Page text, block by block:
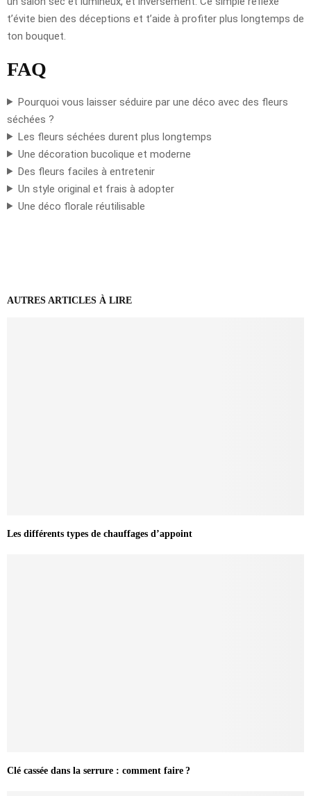
t’évite bien des déceptions et t’aide à profiter plus longtemps de
ton bouquet.
FAQ
Pourquoi vous laisser séduire par une déco avec des fleurs
séchées ?
Les fleurs séchées durent plus longtemps
Une décoration bucolique et moderne
Des fleurs faciles à entretenir
Un style original et frais à adopter
Une déco florale réutilisable
AUTRES ARTICLES À LIRE
Les différents types de chauffages d’appoint
Clé cassée dans la serrure : comment faire ?